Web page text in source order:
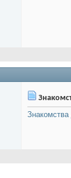
Знакомства